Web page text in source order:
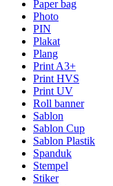
Paper bag
Photo
PIN
Plakat
Plang
Print A3+
Print HVS
Print UV
Roll banner
Sablon
Sablon Cup
Sablon Plastik
Spanduk
Stempel
Stiker